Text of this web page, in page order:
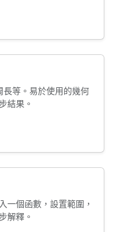
長等。易於使用的幾何
結果。
一個函數，設置範圍，
解釋。